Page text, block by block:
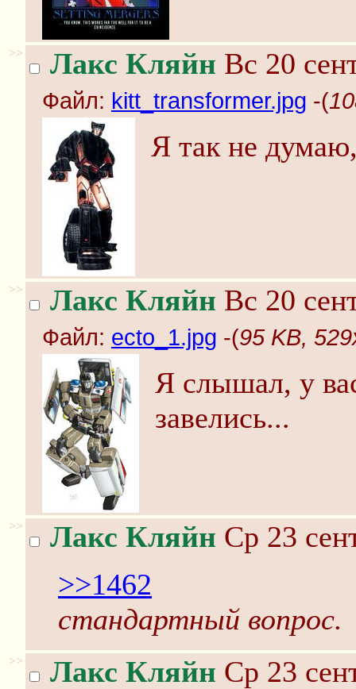
>> Лакс Кляйн Вс 20
Файл: kitt_transformer.jpg -(
Я так не
>> Лакс Кляйн Вс 20
Файл: ecto_1.jpg -(95 KB,
Я слышал, у
завелись...
>> Лакс Кляйн Ср 23
>>1462
стандартный вопрос.
>> Лакс Кляйн Ср 23